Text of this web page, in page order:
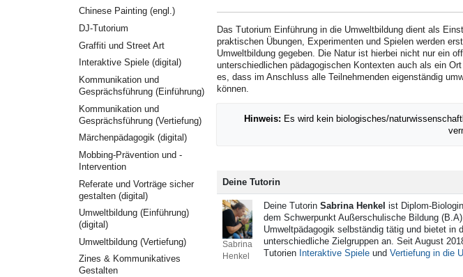
Das Tutorium Einführung in die Umweltbildung dient als
praktischen Übungen, Experimenten und Spielen werden
Umweltbildung gegeben. Die Natur ist hierbei nicht nur ein
unterschiedlichen pädagogischen Kontexten auch als ein
es, dass im Anschluss alle Teilnehmenden eigenständig
können.
Hinweis: Es wird kein biologisches/
Deine Tutorin
Sabrina
Henkel
Deine Tutorin Sabrina Henkel ist Diplom-
dem Schwerpunkt Außerschulische Bildung
Umweltpädagogik selbständig tätig und bietet in
unterschiedliche Zielgruppen an. Seit August
Tutorien Interaktive Spiele und Vertiefung in die
Chinese Painting (engl.)
DJ-Tutorium
Graffiti und Street Art
Interaktive Spiele (digital)
Kommunikation und
Gesprächsführung (Einführung)
Kommunikation und
Gesprächsführung (Vertiefung)
Märchenpädagogik (digital)
Mobbing-Prävention und -
Intervention
Referate und Vorträge sicher
gestalten (digital)
Umweltbildung (Einführung)
(digital)
Umweltbildung (Vertiefung)
Zines & Kommunikatives
Gestalten